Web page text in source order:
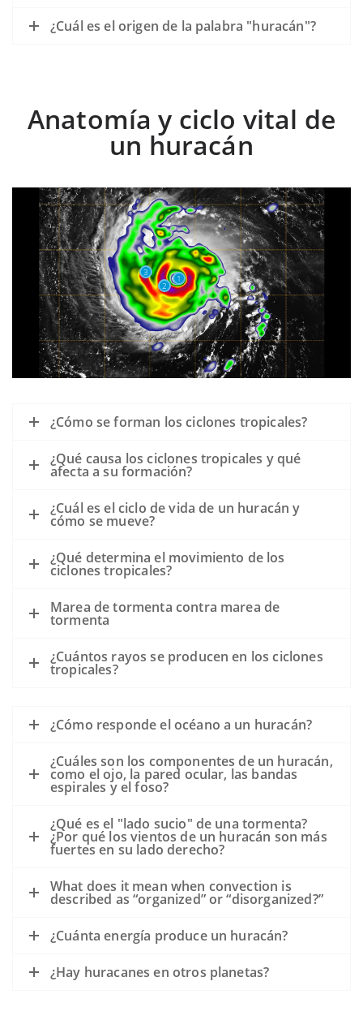
¿Cuál es el origen de la palabra "huracán"?
Anatomía y ciclo vital de
un huracán
1
2
3
¿Cómo se forman los ciclones tropicales?
¿Qué causa los ciclones tropicales y qué
afecta a su formación?
¿Cuál es el ciclo de vida de un huracán y
cómo se mueve?
¿Qué determina el movimiento de los
ciclones tropicales?
Marea de tormenta contra marea de
tormenta
¿Cuántos rayos se producen en los ciclones
tropicales?
¿Cómo responde el océano a un huracán?
¿Cuáles son los componentes de un huracán,
como el ojo, la pared ocular, las bandas
espirales y el foso?
¿Qué es el "lado sucio" de una tormenta?
¿Por qué los vientos de un huracán son más
fuertes en su lado derecho?
What does it mean when convection is
described as “organized” or “disorganized?”
¿Cuánta energía produce un huracán?
¿Hay huracanes en otros planetas?